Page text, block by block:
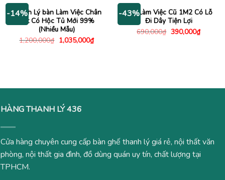
440,000₫.
-14%
Thanh Lý bàn Làm Việc Chân
Sắt Có Hộc Tủ Mới 99%
(Nhiều Mẫu)
1,200,000₫ Giá
gốc
1,035,000₫Giá
hiện
-43%
Bàn Làm Việc Cũ 1M2 Có Lỗ
Đi Dây Tiện Lợi
690,000₫ Giá
390,000₫Giá
hiện
HÀNG THANH LÝ 436
Cửa hàng chuyên cung cấp bàn ghế thanh lý giá rẻ, nội thất văn
phòng, nội thất gia đình, đồ dùng quán uy tín, chất lượng tại
TPHCM.